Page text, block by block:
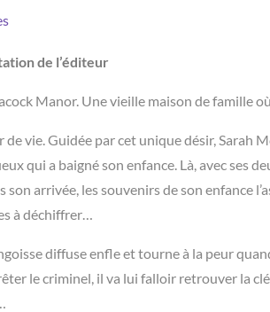
de l’éditeur
Manor. Une vieille maison de famille
de vie. Guidée par cet unique désir, Sarah
qui a baigné son enfance. Là, avec ses
son arrivée, les souvenirs de son enfance
à déchiffrer…
diffuse enfle et tourne à la peur
le criminel, il va lui falloir retrouver la